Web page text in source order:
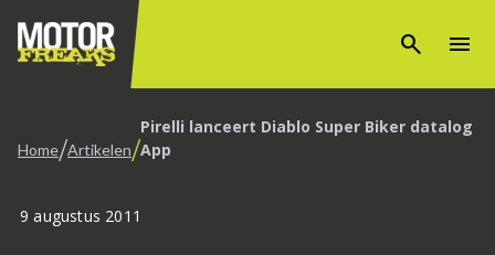
search menu
Home/Artikelen/Pirelli lanceert Diablo Super Biker datalog
App
9 augustus 2011